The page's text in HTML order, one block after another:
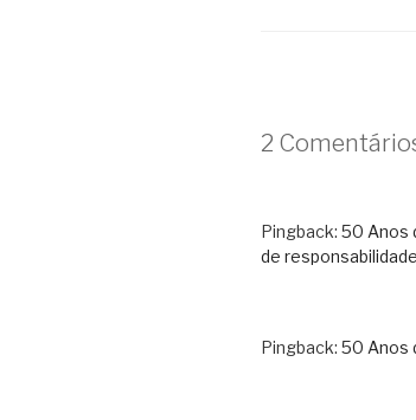
2
Pingback: 50 Anos
de responsabilidade
Pingback: 50 Anos